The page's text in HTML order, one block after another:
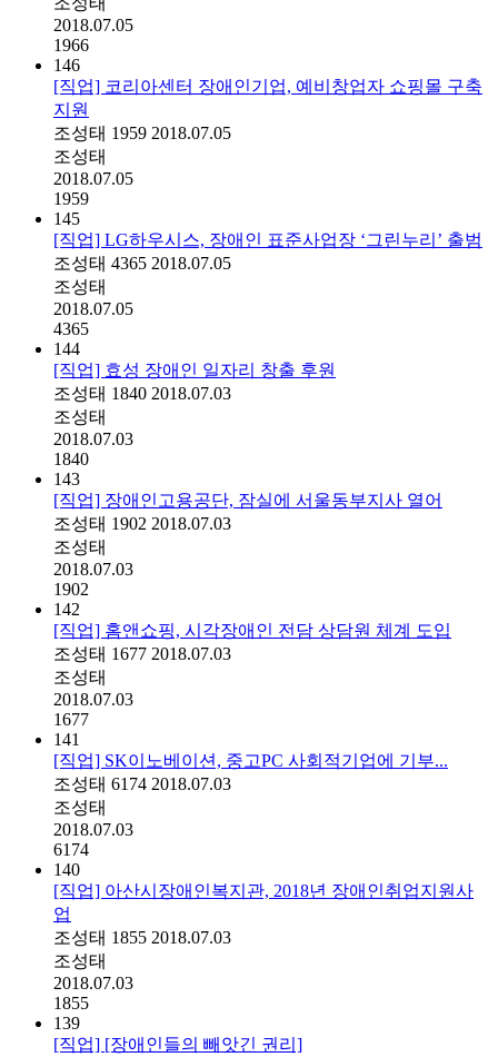
2018.07.05
1966
146
[직업] 코리아센터 장애인기업, 예비창업자 쇼핑몰 구축
지원
조성태 1959 2018.07.05
조성태
2018.07.05
1959
145
[직업] LG하우시스, 장애인 표준사업장 ‘그린누리’ 출범
조성태 4365 2018.07.05
조성태
2018.07.05
4365
144
[직업] 효성 장애인 일자리 창출 후원
조성태 1840 2018.07.03
조성태
2018.07.03
1840
143
[직업] 장애인고용공단, 잠실에 서울동부지사 열어
조성태 1902 2018.07.03
조성태
2018.07.03
1902
142
[직업] 홈앤쇼핑, 시각장애인 전담 상담원 체계 도입
조성태 1677 2018.07.03
조성태
2018.07.03
1677
141
[직업] SK이노베이션, 중고PC 사회적기업에 기부...
조성태 6174 2018.07.03
조성태
2018.07.03
6174
140
[직업] 아산시장애인복지관, 2018년 장애인취업지원사
업
조성태 1855 2018.07.03
조성태
2018.07.03
1855
139
[직업] [장애인들의 빼앗긴 권리]